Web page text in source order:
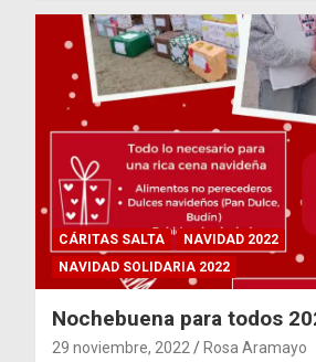
CÁRITAS SALTA
NAVIDAD 2022
NAVIDAD SOLIDARIA 2022
Nochebuena para todos
29 noviembre, 2022 Rosa Aramayo